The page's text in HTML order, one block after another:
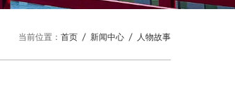
当前位置：首页 新闻中心 人物故事